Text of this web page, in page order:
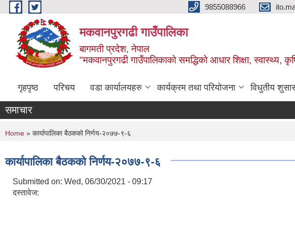
Skip to main content 9855088966
मकवानपुरगढी गाउँपालिका
बागमती प्रदेश, नेपाल
"मकवानपुरगढी गाउँपालिकाको समद्धिको आधार शिक्षा, स्‍वास्‍थ्‍य,
गृहपृष्ठ परिचय वडा कार्यालयहरु कार्यक्रम तथा परियोजना विधुतीय
समाचार
You are here
Home » कार्यापालिका बैठकको निर्णय-२०७७-९-६
कार्यापालिका बैठकको निर्णय-२०७७-९-६
Submitted on: Wed, 06/30/2021 - 09:17
दस्तावेज: